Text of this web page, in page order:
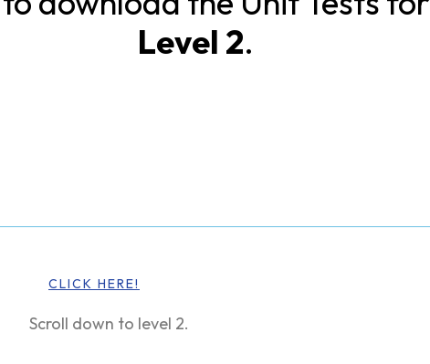
Level 2.
CLICK HERE!
Scroll down to level 2.